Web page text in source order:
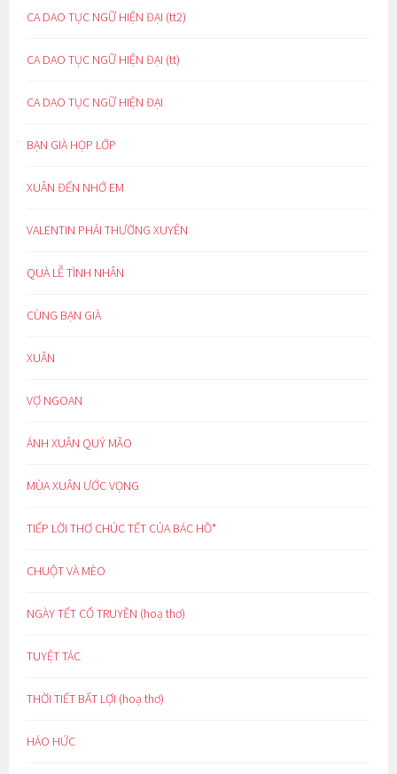
CA DAO TỤC NGỮ HIỆN ĐẠI (tt2)
CA DAO TỤC NGỮ HIỆN ĐẠI (tt)
CA DAO TỤC NGỮ HIỆN ĐẠI
BẠN GIÀ HỌP LỚP
XUÂN ĐẾN NHỚ EM
VALENTIN PHẢI THƯỜNG XUYÊN
QUÀ LỄ TÌNH NHÂN
CÙNG BẠN GIÀ
XUÂN
VỢ NGOAN
ÁNH XUÂN QUÝ MÃO
MÙA XUÂN ƯỚC VỌNG
TIẾP LỜI THƠ CHÚC TẾT CỦA BÁC HỒ*
CHUỘT VÀ MÈO
NGÀY TẾT CỔ TRUYỀN (hoạ thơ)
TUYỆT TÁC
THỜI TIẾT BẤT LỢI (hoạ thơ)
HÁO HỨC